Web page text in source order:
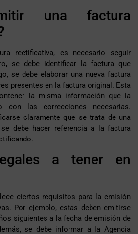
una factura
rectificativa, es necesario seguir
se debe identificar la factura que
se debe elaborar una nueva factura
presentes en la factura original. Esta
la misma información que la
con las correcciones necesarias.
claramente que se trata de una
debe hacer referencia a la factura
a tener en
ciertos requisitos para la emisión
Por ejemplo, estas deben emitirse
siguientes a la fecha de emisión de
se debe informar a la Agencia